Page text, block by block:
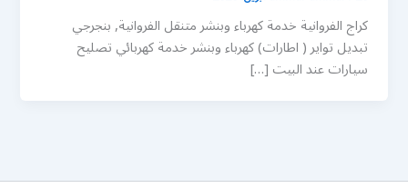
كراج الفروانية خدمة كهرباء وبنشر متنقل الفروانية, بنجرجي
تبديل تواير ( اطارات) كهرباء وبنشر خدمة كهربائي تصليح
سيارات عند البيت […]